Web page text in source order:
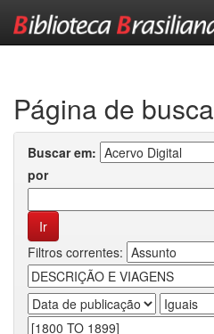
Página de busca
Buscar em:
por
Filtros correntes: